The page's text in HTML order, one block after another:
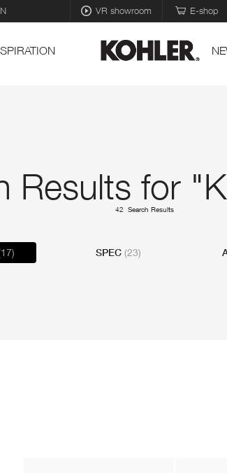
VR showroom E-shop
Results for
42 Search Results
SPEC (23)